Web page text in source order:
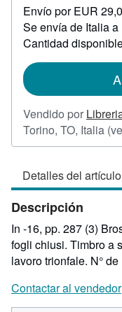
20,00
Envío por EUR
Se envía de Italia
Cantidad
Vendido por
Torino, TO, Italia
Detalles del artículo
Descripción
In -16, pp. 287 (3)
fogli chiusi. Timbro a
lavoro trionfale. N°
Contactar al vendedor